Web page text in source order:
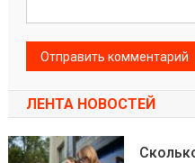
ЛЕНТА НОВОСТЕЙ